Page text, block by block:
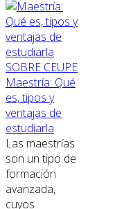
SOBRE CEUPE
Maestría: Qué
es, tipos y
ventajas de
estudiarla
Las maestrías
son un tipo de
formación
avanzada,
cuyos